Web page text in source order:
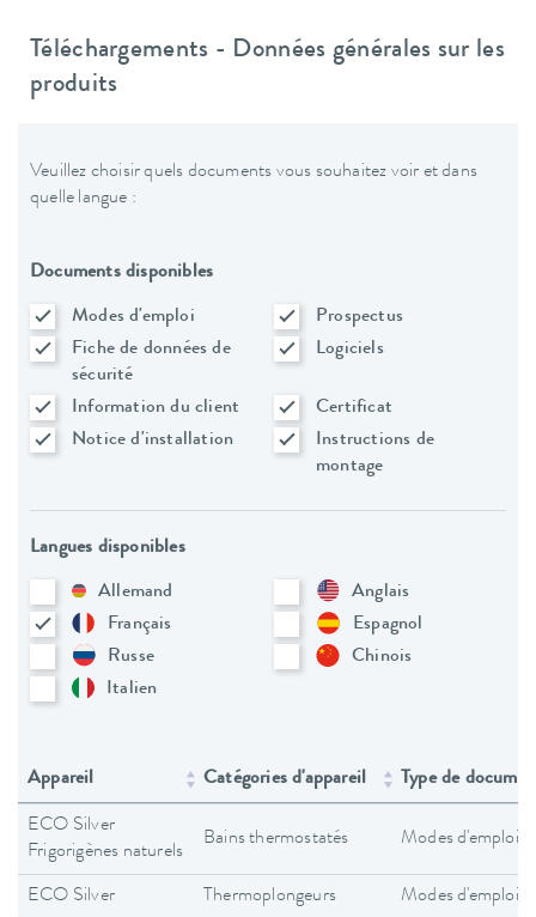
Téléchargements - Données générales sur les
produits
Veuillez choisir quels documents vous souhaitez voir et dans
quelle langue :
Documents disponibles
Modes d'emploi
Prospectus
Fiche de données de
sécurité
Logiciels
Information du client
Certificat
Notice d'installation
Instructions de
montage
Langues disponibles
Allemand
Anglais
Français
Espagnol
Russe
Chinois
Italien
Appareil Catégories d'appareil Type de
ECO Silver
Frigorigènes naturels
Bains thermostatés Modes d'emploi
ECO Silver Thermoplongeurs Modes d'emploi